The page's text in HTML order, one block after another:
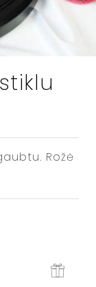
Rožė